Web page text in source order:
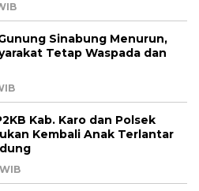
Sinabung Menurun,
Tetap Waspada dan
Kab. Karo dan Polsek
Kembali Anak Terlantar